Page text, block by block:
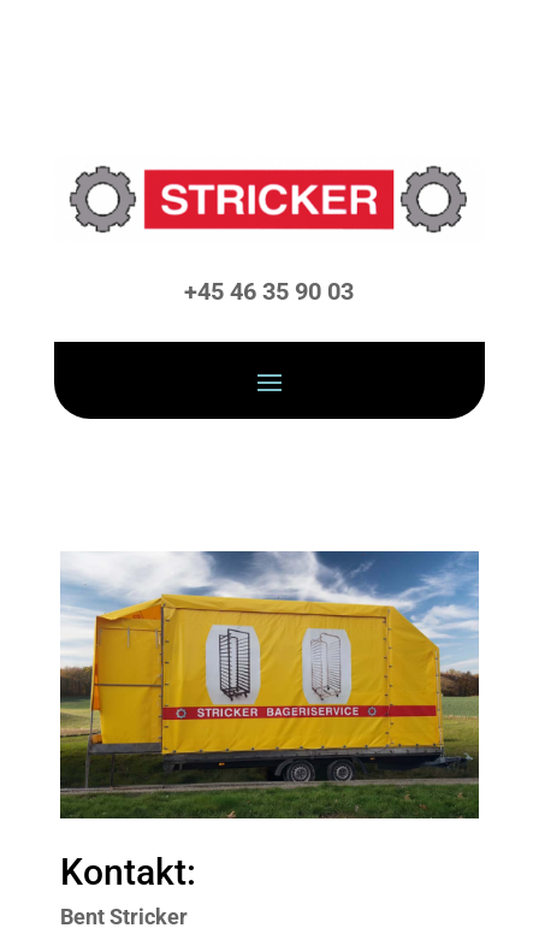
+45 46 35 90 03
Kontakt:
Bent Stricker